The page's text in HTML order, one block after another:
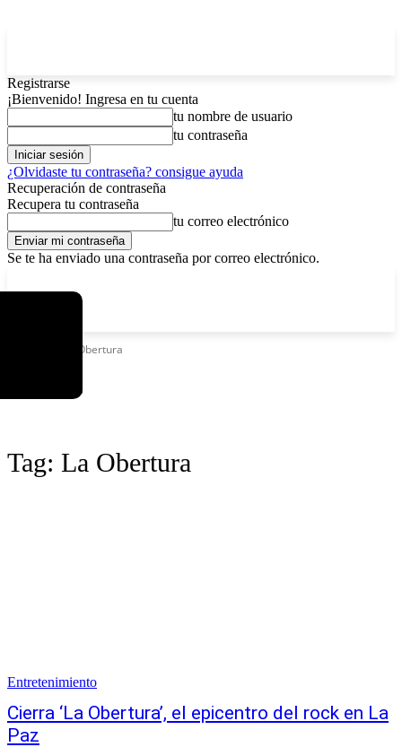
Registrarse
¡Bienvenido! Ingresa en tu cuenta
tu nombre de usuario
tu contraseña
¿Olvidaste tu contraseña? consigue ayuda
Recuperación de contraseña
Recupera tu contraseña
tu correo electrónico
Se te ha enviado una contraseña por correo electrónico.
La Obertura
Tag: La Obertura
Entretenimiento
Cierra ‘La Obertura’, el epicentro del rock en La
Paz